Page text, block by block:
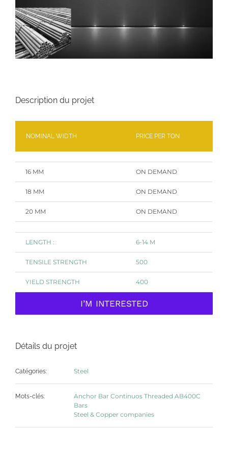
Description du projet
NOMINAL WIDTH PRICE PER TON
16 MM ON DEMAND
18 MM ON DEMAND
20 MM ON DEMAND
LENGTH : 6-14 M
TENSILE STRENGTH 500
YIELD STRENGTH 400
I’M INTERESTED
Détails du projet
Catégories: Steel
Mots-clés:
Anchor Bar Continuos Threaded AB400C
Bars
Steel & Copper companies